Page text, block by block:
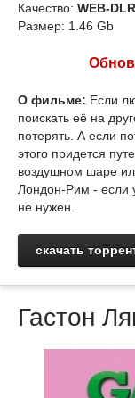
Качество: WEB-
Размер: 1.46 Gb
О фильме: Если
поискать её на
потерять. А если
этого придется
воздушном шаре
Лондон-Рим - если
не нужен.
скачать
Гастон